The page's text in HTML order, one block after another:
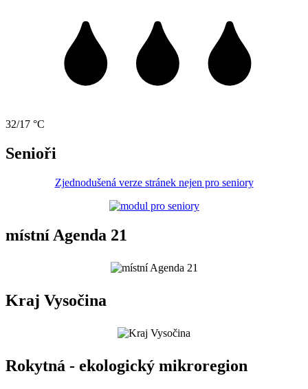
32/17 °C
Senioři
Zjednodušená verze stránek nejen pro seniory
místní Agenda 21
Kraj Vysočina
Rokytná - ekologický mikroregion